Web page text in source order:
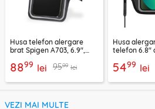
Husa telefon alergare
brat Spigen A703, 6.9",
8899 lei 9599 lei
Husa
telefon 6.8"
5499 lei
VEZI MAI MULTE